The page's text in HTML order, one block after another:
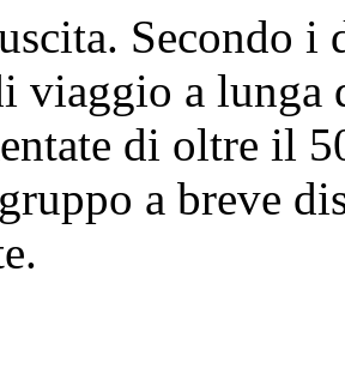
Secondo
viaggio a lunga
di oltre il
a breve